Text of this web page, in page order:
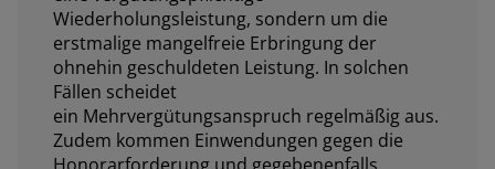
Wiederholungsleistung, sondern um die
erstmalige mangelfreie Erbringung der
ohnehin geschuldeten Leistung. In solchen
Fällen scheidet
ein Mehrvergütungsanspruch regelmäßig aus.
Zudem kommen Einwendungen gegen die